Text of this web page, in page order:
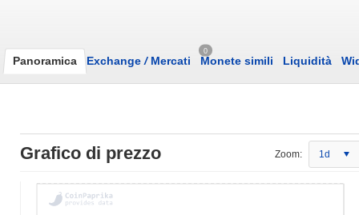
Panoramica Exchange /Mercati
0
Monete simili Liquidità
Grafico di prezzo Zoom: 1d